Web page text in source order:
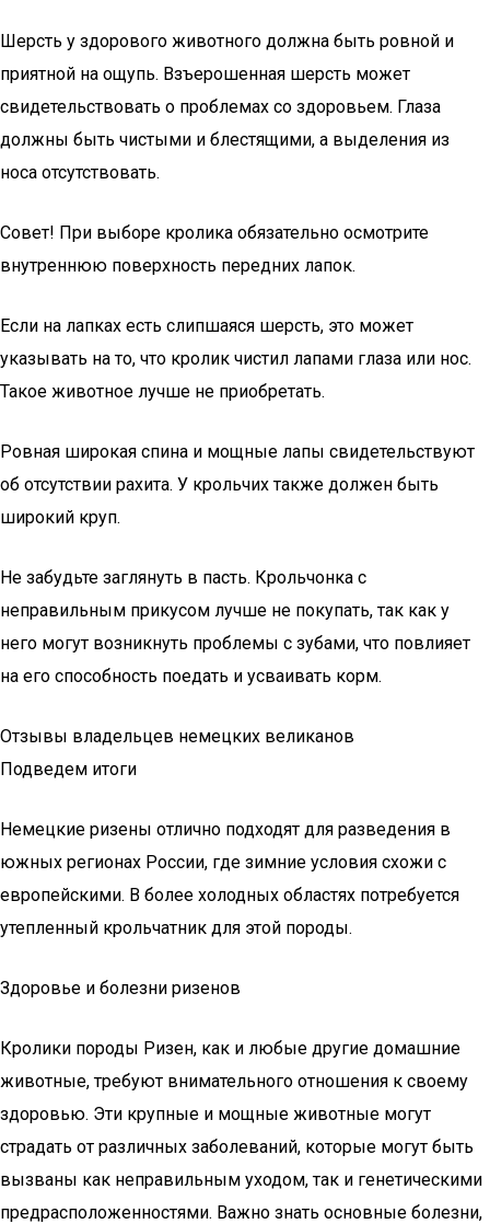
Шерсть у здорового животного должна быть ровной и
приятной на ощупь. Взъерошенная шерсть может
свидетельствовать о проблемах со здоровьем. Глаза
должны быть чистыми и блестящими, а выделения из
носа отсутствовать.
Совет! При выборе кролика обязательно осмотрите
внутреннюю поверхность передних лапок.
Если на лапках есть слипшаяся шерсть, это может
указывать на то, что кролик чистил лапами глаза или нос.
Такое животное лучше не приобретать.
Ровная широкая спина и мощные лапы свидетельствуют
об отсутствии рахита. У крольчих также должен быть
широкий круп.
Не забудьте заглянуть в пасть. Крольчонка с
неправильным прикусом лучше не покупать, так как у
него могут возникнуть проблемы с зубами, что повлияет
на его способность поедать и усваивать корм.
Отзывы владельцев немецких великанов
Подведем итоги
Немецкие ризены отлично подходят для разведения в
южных регионах России, где зимние условия схожи с
европейскими. В более холодных областях потребуется
утепленный крольчатник для этой породы.
Здоровье и болезни ризенов
Кролики породы Ризен, как и любые другие домашние
животные, требуют внимательного отношения к своему
здоровью. Эти крупные и мощные животные могут
страдать от различных заболеваний, которые могут быть
вызваны как неправильным уходом, так и генетическими
предрасположенностями. Важно знать основные болезни,